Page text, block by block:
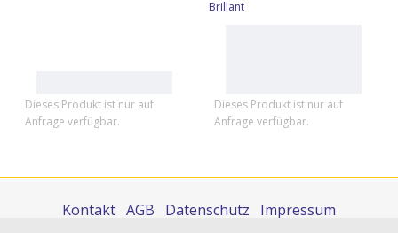
Dieses Produkt ist nur auf
Anfrage verfügbar.
Brillant
Dieses Produkt ist nur auf
Anfrage verfügbar.
Kontakt AGB Datenschutz Impressum